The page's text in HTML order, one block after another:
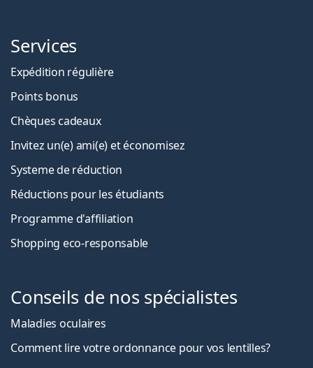
Services
Expédition régulière
Points bonus
Chèques cadeaux
Invitez un(e) ami(e) et économisez
Systeme de réduction
Réductions pour les étudiants
Programme d'affiliation
Shopping eco-responsable
Conseils de nos spécialistes
Maladies oculaires
Comment lire votre ordonnance pour vos lentilles?